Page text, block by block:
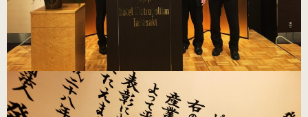
男女兼用モデル
（エナメル・コンビ）
（21.0～25.0cm）